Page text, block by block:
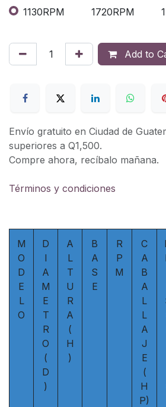
1130RPM 1720RPM
Add to
Envío gratuito en Ciudad de
superiores a Q1,500.
Compre ahora, recíbalo mañana.
Términos y condiciones
M
O
D
E
L
O
D
I
A
M
E
T
R
O
(
D
)
A
L
T
U
R
A
(
H
)
B
A
S
E
R
P
M
C
A
B
A
L
L
A
J
E
(
H
P)